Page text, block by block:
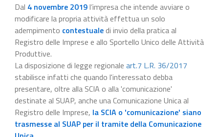
Dal 4 novembre 2019l’impresa che intende avviare o
modificare la propria attività effettua un solo
adempimento contestualedi invio della pratica al
Registro delle Imprese e allo Sportello Unico delle Attività
Produttive.
La disposizione di legge regionale art.7 L.R. 36/2017
stabilisce infatti che quando l'interessato debba
presentare, oltre alla SCIA o alla 'comunicazione'
destinate al SUAP, anche una Comunicazione Unica al
Registro delle Imprese, la SCIA o 'comunicazione' siano
trasmesse al SUAP per il tramite della Comunicazione